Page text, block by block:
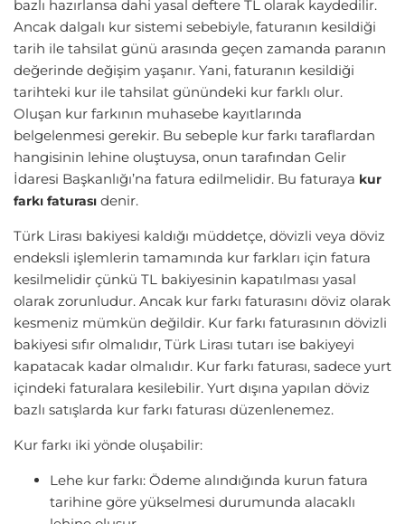
bazlı hazırlansa dahi yasal deftere TL olarak kaydedilir.
Ancak dalgalı kur sistemi sebebiyle, faturanın kesildiği
tarih ile tahsilat günü arasında geçen zamanda paranın
değerinde değişim yaşanır. Yani, faturanın kesildiği
tarihteki kur ile tahsilat günündeki kur farklı olur.
Oluşan kur farkının muhasebe kayıtlarında
belgelenmesi gerekir. Bu sebeple kur farkı taraflardan
hangisinin lehine oluştuysa, onun tarafından Gelir
İdaresi Başkanlığı’na fatura edilmelidir. Bu faturaya kur
farkı faturası denir.
Türk Lirası bakiyesi kaldığı müddetçe, dövizli veya döviz
endeksli işlemlerin tamamında kur farkları için fatura
kesilmelidir çünkü TL bakiyesinin kapatılması yasal
olarak zorunludur. Ancak kur farkı faturasını döviz olarak
kesmeniz mümkün değildir. Kur farkı faturasının dövizli
bakiyesi sıfır olmalıdır, Türk Lirası tutarı ise bakiyeyi
kapatacak kadar olmalıdır. Kur farkı faturası, sadece yurt
içindeki faturalara kesilebilir. Yurt dışına yapılan döviz
bazlı satışlarda kur farkı faturası düzenlenemez.
Kur farkı iki yönde oluşabilir:
Lehe kur farkı: Ödeme alındığında kurun fatura
tarihine göre yükselmesi durumunda alacaklı